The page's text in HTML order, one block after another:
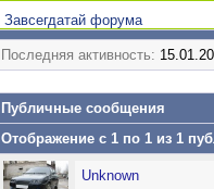
Завсегдатай форума
Последняя активность:
Публичные сообщения
Отображение с 1 по 1 из 1
Unknown